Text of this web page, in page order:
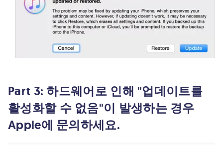
Part 3: 하드웨어로 인해 "업데이트를
활성화할 수 없음"이 발생하는 경우
Apple에 문의하세요.